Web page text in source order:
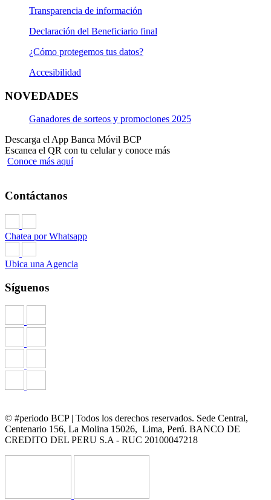
Transparencia de información
Declaración del Beneficiario final
¿Cómo protegemos tus datos?
Accesibilidad
NOVEDADES
Ganadores de sorteos y promociones 2025
Descarga el App Banca Móvil BCP
Escanea el QR con tu celular y conoce más
Conoce más aquí
Contáctanos
Chatea por Whatsapp
Ubica una Agencia
Síguenos
© #periodo BCP | Todos los derechos reservados. Sede Central,
Centenario 156, La Molina 15026, Lima, Perú. BANCO DE
CREDITO DEL PERU S.A - RUC 20100047218